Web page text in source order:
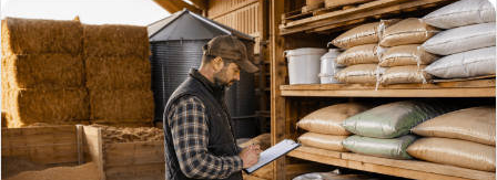
göndermek